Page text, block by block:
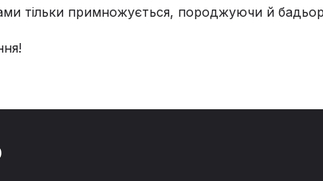
тільки примножується, породжуючи й